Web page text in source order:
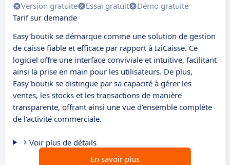
Version gratuite Essai gratuit
Démo gratuite
Tarif sur demande
Easy'boutik se démarque comme une solution de gestion
de caisse fiable et efficace par rapport à IziCaisse. Ce
logiciel offre une interface conviviale et intuitive, facilitant
ainsi la prise en main pour les utilisateurs. De plus,
Easy'boutik se distingue par sa capacité à gérer les
ventes, les stocks et les transactions de manière
transparente, offrant ainsi une vue d'ensemble complète
de l'activité commerciale.
Voir plus de détails
En savoir plus